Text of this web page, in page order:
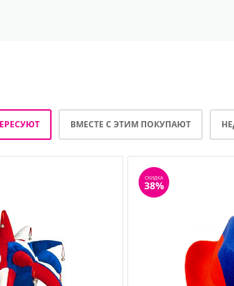
ВМЕСТЕ С ЭТИМ ПОКУПАЮТ
СКИДКА
38%